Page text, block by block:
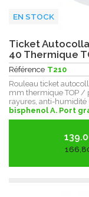
EN STOCK
Ticket
40 Thermique
Référence T210
Rouleau ticket
mm thermique TOP /
rayures, anti-humidité
bisphenol A. Port